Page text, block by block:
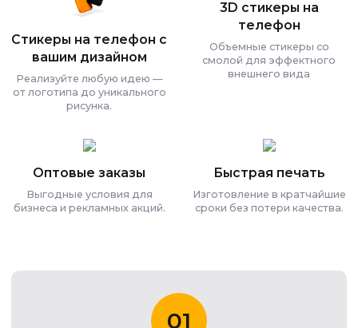
Стикеры на телефон с
вашим дизайном
Реализуйте любую идею —
от логотипа до уникального
рисунка.
3D стикеры на
телефон
Объемные стикеры со
смолой для эффектного
внешнего вида
Оптовые заказы
Выгодные условия для
бизнеса и рекламных акций.
Быстрая печать
Изготовление в кратчайшие
сроки без потери качества.
01